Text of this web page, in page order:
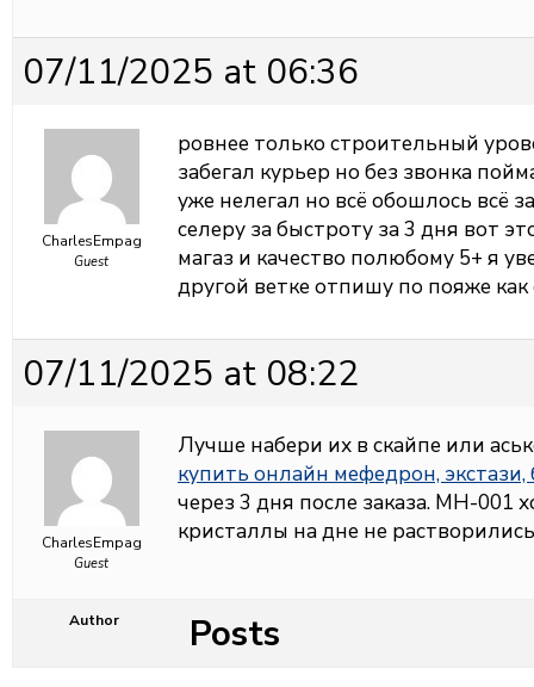
07/11/2025 at 06:36
CharlesEmpag
Guest
ровнее только строительный
забегал курьер но без звонка
уже нелегал но всё обошлось всё
селеру за быстроту за 3 дня вот
магаз и качество полюбому 5+ я
другой ветке отпишу по пояже как
07/11/2025 at 08:22
CharlesEmpag
Guest
Лучше набери их в скайпе или
купить онлайн мефедрон,
через 3 дня после заказа. МН-001
кристаллы на дне не
Author Posts